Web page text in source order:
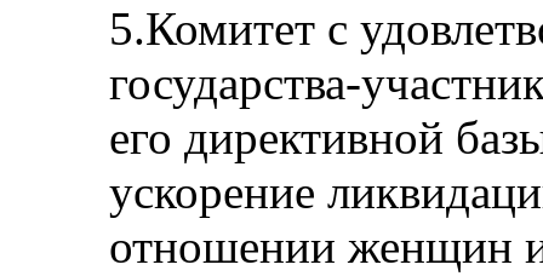
5.Комитет с
государства-
его директивной
ускорение
отношении женщин и